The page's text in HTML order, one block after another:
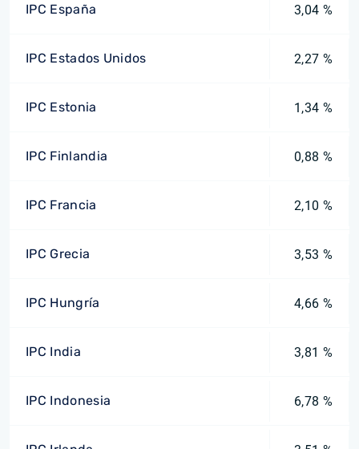
IPC España 3,04 %
IPC Estados Unidos 2,27 %
IPC Estonia 1,34 %
IPC Finlandia 0,88 %
IPC Francia 2,10 %
IPC Grecia 3,53 %
IPC Hungría 4,66 %
IPC India 3,81 %
IPC Indonesia 6,78 %